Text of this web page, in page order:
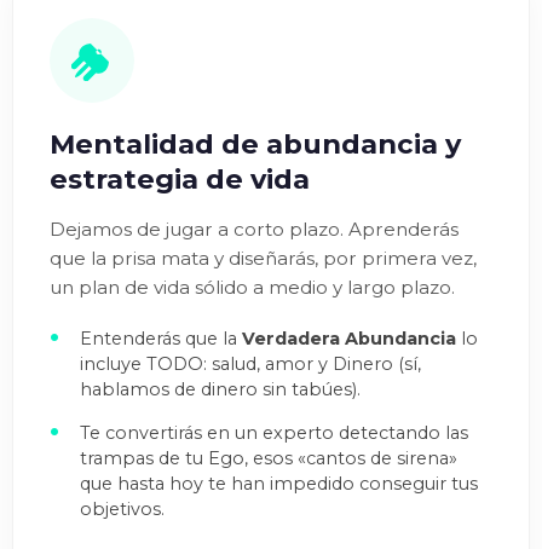
Mentalidad de abundancia y
estrategia de vida
Dejamos de jugar a corto plazo. Aprenderás
que la prisa mata y diseñarás, por primera vez,
un plan de vida sólido a medio y largo plazo.
Entenderás que la Verdadera Abundancia lo
incluye TODO: salud, amor y Dinero (sí,
hablamos de dinero sin tabúes).
Te convertirás en un experto detectando las
trampas de tu Ego, esos «cantos de sirena»
que hasta hoy te han impedido conseguir tus
objetivos.